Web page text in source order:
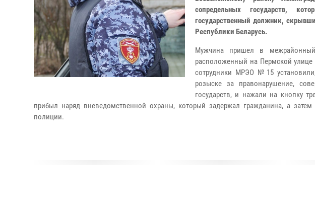
сопредельных государств,
государственный должник,
Республики Беларусь.
Мужчина пришел в межрайонный
расположенный на Пермской
сотрудники МРЭО №15
розыске за правонарушение,
государств, и нажали на кнопку
прибыл наряд вневедомственной охраны, который задержал гражданина, а затем
полиции.